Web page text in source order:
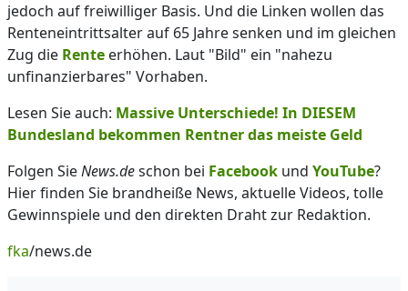
jedoch auf freiwilliger Basis. Und die Linken wollen das
Renteneintrittsalter auf 65 Jahre senken und im gleichen
Zug die Rente erhöhen. Laut "Bild" ein "nahezu
unfinanzierbares" Vorhaben.
Lesen Sie auch: Massive Unterschiede! In DIESEM
Bundesland bekommen Rentner das meiste Geld
Folgen SieNews.deschon bei Facebook und YouTube?
Hier finden Sie brandheiße News, aktuelle Videos, tolle
Gewinnspiele und den direkten Draht zur Redaktion.
fka/news.de